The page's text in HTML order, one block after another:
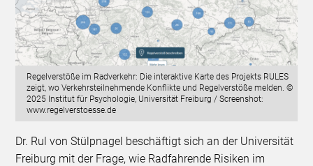
Regelverstöße im Radverkehr: Die interaktive Karte des Projekts RULES
zeigt, wo Verkehrsteilnehmende Konflikte und Regelverstöße melden. ©
2025 Institut für Psychologie, Universität Freiburg / Screenshot:
www.regelverstoesse.de
Dr. Rul von Stülpnagel beschäftigt sich an der Universität
Freiburg mit der Frage, wie Radfahrende Risiken im